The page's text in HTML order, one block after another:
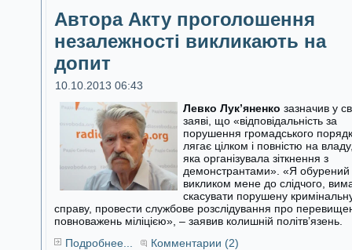
Автора Акту проголошення
незалежності викликають на
допит
10.10.2013 06:43
Левко Лук’яненко зазначив у
заяві, що «відповідальність за
порушення громадського
лягає цілком і повністю на
яка організувала зіткнення з
демонстрантами». «Я обурений
викликом мене до слідчого,
скасувати порушену
справу, провести службове розслідування про
повноважень міліцією», – заявив колишній політв’язень.
Подробнее...
Комментарии (2)